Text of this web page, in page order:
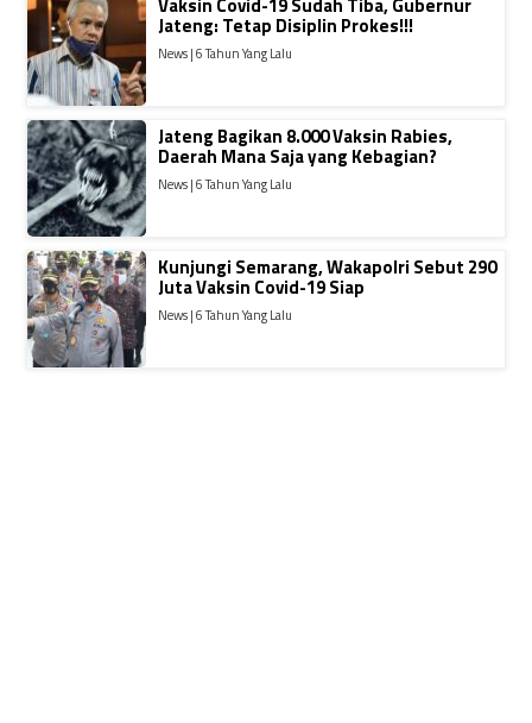
Jateng: Tetap Disiplin Prokes!!!
News | 6 Tahun Yang Lalu
Jateng Bagikan 8.000 Vaksin Rabies,
Daerah Mana Saja yang Kebagian?
News | 6 Tahun Yang Lalu
Kunjungi Semarang, Wakapolri Sebut 290
Juta Vaksin Covid-19 Siap
News | 6 Tahun Yang Lalu